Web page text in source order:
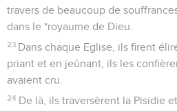
travers de beaucoup de
dans le *royaume de Dieu.
23 Dans chaque Eglise, ils firent
priant et en jeûnant, ils les
avaient cru.
24 De là, ils traversèrent la Pisidie